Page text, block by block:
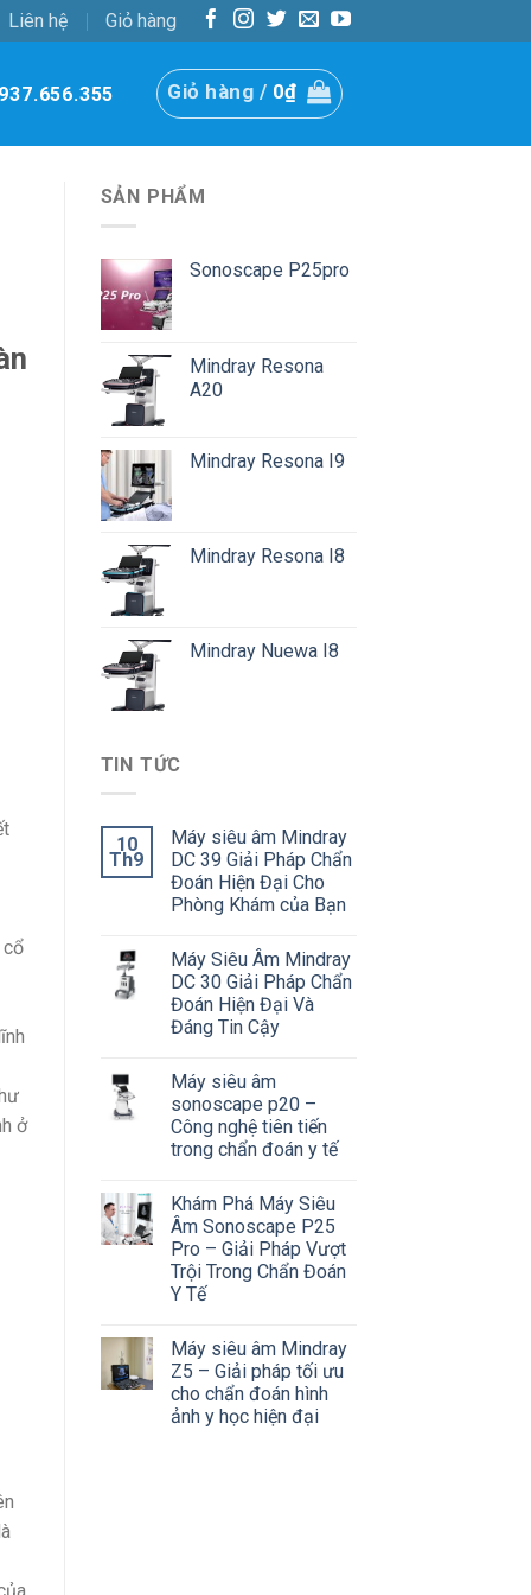
Liên hệ Giỏ hàng
Giỏ hàng / 0₫
cổ
ở
SẢN PHẨM
Sonoscape P25pro
Mindray Resona
A20
Mindray Resona I9
Mindray Resona I8
Mindray Nuewa I8
TIN TỨC
10
Th9
Máy siêu âm Mindray
DC 39 Giải Pháp Chẩn
Đoán Hiện Đại Cho
Phòng Khám của Bạn
Máy Siêu Âm Mindray
DC 30 Giải Pháp Chẩn
Đoán Hiện Đại Và
Đáng Tin Cậy
Máy siêu âm
sonoscape p20 –
Công nghệ tiên tiến
trong chẩn đoán y tế
Khám Phá Máy Siêu
Âm Sonoscape P25
Pro – Giải Pháp Vượt
Trội Trong Chẩn Đoán
Y Tế
Máy siêu âm Mindray
Z5 – Giải pháp tối ưu
cho chẩn đoán hình
ảnh y học hiện đại